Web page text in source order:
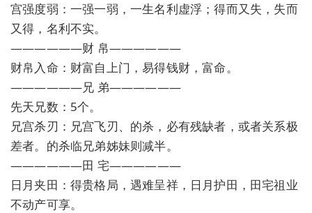
宫强度弱：一强一弱，一生名利虚浮；得而又失，失而
又得，名利不实。
——————财 帛——————
财帛入命：财富自上门，易得钱财，富命。
——————兄 弟——————
先天兄数：5个。
兄宫杀刃：兄宫飞刃、的杀，必有残缺者，或者关系极
差者。的杀临兄弟姊妹则减半。
——————田 宅——————
日月夹田：得贵格局，遇难呈祥，日月护田，田宅祖业
不动产可享。